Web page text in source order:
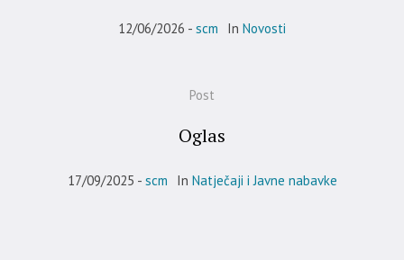
12/06/2026 scm In Novosti
Post
Oglas
17/09/2025 scm In Natječaji i Javne nabavke